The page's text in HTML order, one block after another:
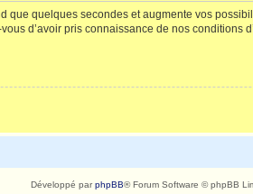
que quelques secondes et augmente vos
d’avoir pris connaissance de nos
Développé parphpBB® Forum Software © phpBB